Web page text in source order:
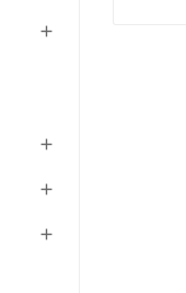



